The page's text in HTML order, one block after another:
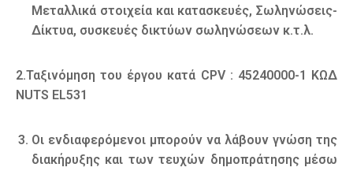
Μεταλλικά στοιχεία και κατασκευές, Σωληνώσεις-
Δίκτυα, συσκευές δικτύων σωληνώσεων κ.τ.λ.
2.Ταξινόμηση του έργου κατά CPV : 45240000-1 ΚΩΔ
NUTS EL531
Οι ενδιαφερόμενοι μπορούν να λάβουν γνώση της
διακήρυξης και των τευχών δημοπράτησης μέσω